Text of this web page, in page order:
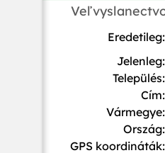
Eredetileg:
Jelenleg:
Település:
Cím:
Vármegye:
Ország:
GPS koordináták: